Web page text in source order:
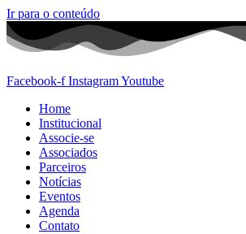
Ir para o conteúdo
Facebook-f InstagramYoutube
Home
Institucional
Associe-se
Associados
Parceiros
Notícias
Eventos
Agenda
Contato